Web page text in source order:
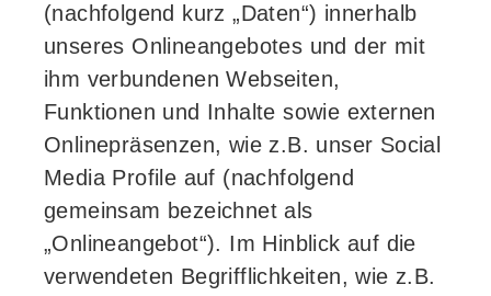
(nachfolgend kurz „Daten“) innerhalb
unseres Onlineangebotes und der mit
ihm verbundenen Webseiten,
Funktionen und Inhalte sowie externen
Onlinepräsenzen, wie z.B. unser Social
Media Profile auf (nachfolgend
gemeinsam bezeichnet als
„Onlineangebot“). Im Hinblick auf die
verwendeten Begrifflichkeiten, wie z.B.